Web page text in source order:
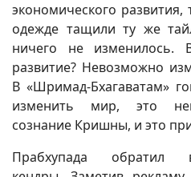
экономического
одежде тащили ту же
ничего не изменилось.
развитие? Невозможно
В «Шримад-Бхагаватам»
изменить мир, это
сознание Кришны, и это
Прабхупада